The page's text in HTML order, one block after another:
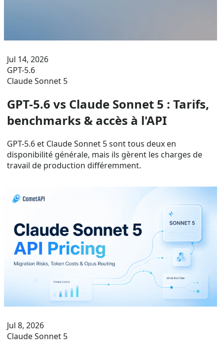
Jul 14, 2026
GPT-5.6
Claude Sonnet 5
GPT-5.6 vs Claude Sonnet 5 : Tarifs,
benchmarks & accès à l'API
GPT-5.6 et Claude Sonnet 5 sont tous deux en
disponibilité générale, mais ils gèrent les charges de
travail de production différemment.
Jul 8, 2026
Claude Sonnet 5